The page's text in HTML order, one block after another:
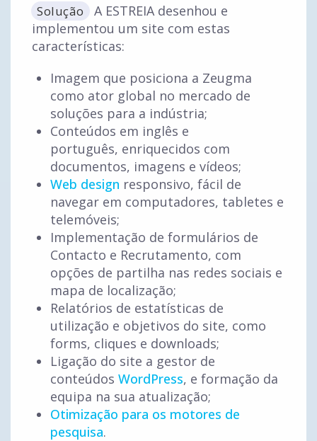
Solução
A ESTREIA desenhou e
implementou um site com estas
características:
Imagem que posiciona a Zeugma
como ator global no mercado de
soluções para a indústria;
Conteúdos em inglês e
português, enriquecidos com
documentos, imagens e vídeos;
Web design responsivo, fácil de
navegar em computadores, tabletes e
telemóveis;
Implementação de formulários de
Contacto e Recrutamento, com
opções de partilha nas redes sociais e
mapa de localização;
Relatórios de estatísticas de
utilização e objetivos do site, como
forms, cliques e downloads;
Ligação do site a gestor de
conteúdos WordPress, e formação da
equipa na sua atualização;
Otimização para os motores de
pesquisa.